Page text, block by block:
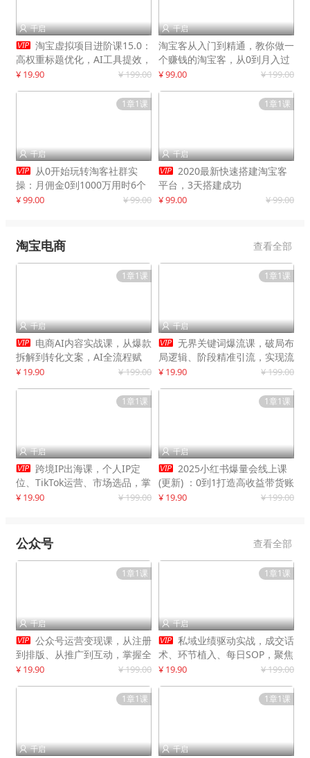
 千启
 淘宝虚拟项目进阶课15.0：
高权重标题优化，AI工具提效，
自动盈利模式搭建
¥ 19.90 ¥ 199.00
 千启
淘宝客从入门到精通，教你做一
个赚钱的淘宝客，从0到月入过
万
¥ 99.00 ¥ 199.00
1章1课
 千启
 从0开始玩转淘客社群实
操：月佣金0到1000万用时6个
月
¥ 99.00 ¥ 99.00
1章1课
 千启
 2020最新快速搭建淘宝客
平台，3天搭建成功
¥ 99.00 ¥ 99.00
淘宝电商 查看全部
1章1课
 千启
 电商AI内容实战课，从爆款
拆解到转化文案，AI全流程赋
能，解放人力，单月节省内容成
¥ 19.90 ¥ 199.00
1章1课
 千启
 无界关键词爆流课，破局布
局逻辑、阶段精准引流，实现流
量翻倍，店铺业绩增长50%+
¥ 19.90 ¥ 199.00
1章1课
 千启
 跨境IP出海课，个人IP定
位、TikTok运营、市场选品，掌
握核心闭环，实现月入1万美金
¥ 19.90 ¥ 199.00
1章1课
 千启
 2025小红书爆量会线上课
(更新) ：0到1打造高收益带货账
号，靠小红书带货年入100w？
¥ 19.90 ¥ 199.00
公众号 查看全部
1章1课
 千启
 公众号运营变现课，从注册
到排版、从推广到互动，掌握全
流程，开启个人品牌月入
¥ 19.90 ¥ 199.00
1章1课
 千启
 私域业绩驱动实战，成交话
术、环节植入、每日SOP，聚焦
增长，驱动营收持续突破
¥ 19.90 ¥ 199.00
1章1课
 千启
1章1课
 千启